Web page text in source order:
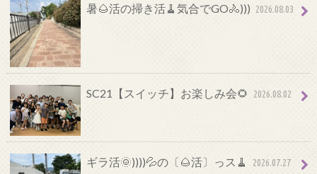
暑🌰活の掃き活🧹気合でGO🚴))) 2026.08.03
SC21【スイッチ】お楽しみ会🌻 2026.08.02
ギラ活🌞))))💦の〔🌰活〕っス🧹 2026.07.27